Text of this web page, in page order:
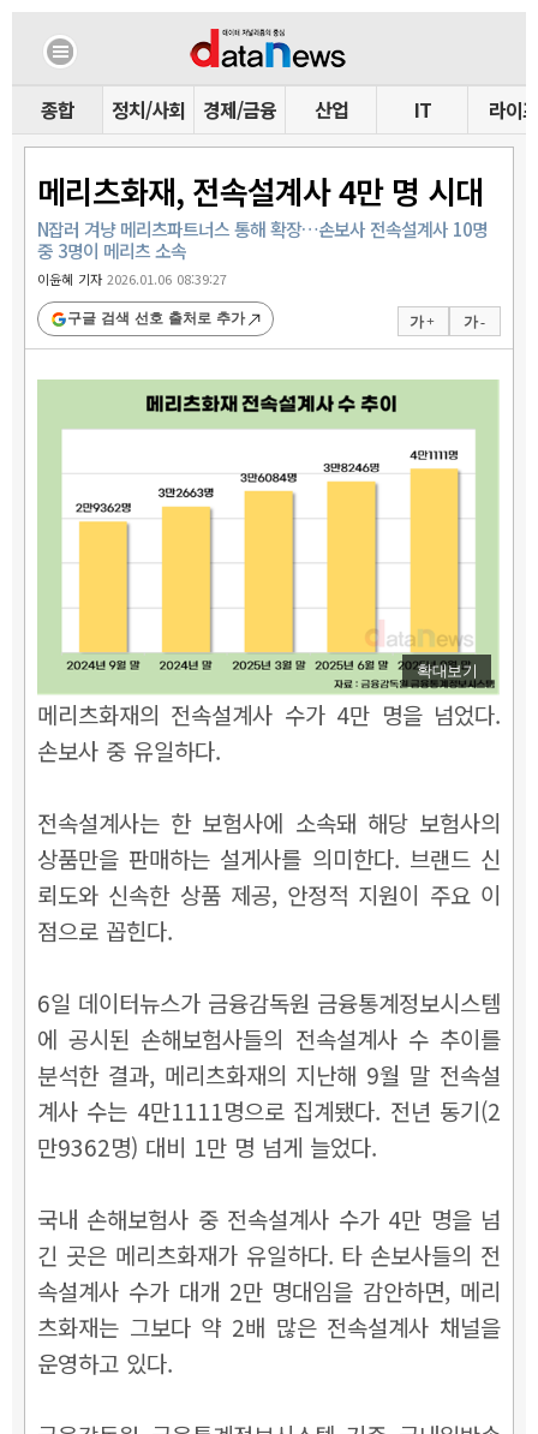
종합 정치/사회 경제/금융 산업 IT 라이프
메리츠화재, 전속설계사 4만 명 시대
N잡러 겨냥 메리츠파트너스 통해 확장…손보사 전속설계사 10명
중 3명이 메리츠 소속
이윤혜 기자2026.01.06 08:39:27
가 + 가 -
구글 검색 선호 출처로 추가
확대보기
메리츠화재의 전속설계사 수가 4만 명을 넘었다.
손보사 중 유일하다.
전속설계사는 한 보험사에 소속돼 해당 보험사의
상품만을 판매하는 설게사를 의미한다. 브랜드 신
뢰도와 신속한 상품 제공, 안정적 지원이 주요 이
점으로 꼽힌다.
6일 데이터뉴스가 금융감독원 금융통계정보시스템
에 공시된 손해보험사들의 전속설계사 수 추이를
분석한 결과, 메리츠화재의 지난해 9월 말 전속설
계사 수는 4만1111명으로 집계됐다. 전년 동기(2
만9362명) 대비 1만 명 넘게 늘었다.
국내 손해보험사 중 전속설계사 수가 4만 명을 넘
긴 곳은 메리츠화재가 유일하다. 타 손보사들의 전
속설계사 수가 대개 2만 명대임을 감안하면, 메리
츠화재는 그보다 약 2배 많은 전속설계사 채널을
운영하고 있다.